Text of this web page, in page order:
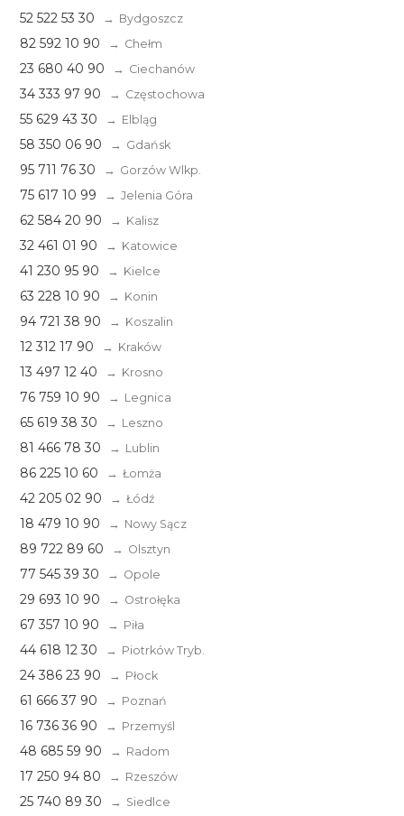
52 522 53 30 Bydgoszcz
82 592 10 90 Chełm
23 680 40 90 Ciechanów
34 333 97 90 Częstochowa
55 629 43 30 Elbląg
58 350 06 90 Gdańsk
95 711 76 30 Gorzów Wlkp.
75 617 10 99 Jelenia Góra
62 584 20 90 Kalisz
32 461 01 90 Katowice
41 230 95 90 Kielce
63 228 10 90 Konin
94 721 38 90 Koszalin
12 312 17 90 Kraków
13 497 12 40 Krosno
76 759 10 90 Legnica
65 619 38 30 Leszno
81 466 78 30 Lublin
86 225 10 60 Łomża
42 205 02 90 Łódź
18 479 10 90 Nowy Sącz
89 722 89 60 Olsztyn
77 545 39 30 Opole
29 693 10 90 Ostrołęka
67 357 10 90 Piła
44 618 12 30 Piotrków Tryb.
24 386 23 90 Płock
61 666 37 90 Poznań
16 736 36 90 Przemyśl
48 685 59 90 Radom
17 250 94 80 Rzeszów
25 740 89 30 Siedlce